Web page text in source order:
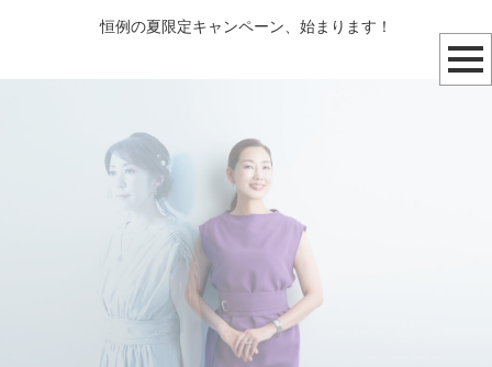
恒例の夏限定キャンペーン、始まります！